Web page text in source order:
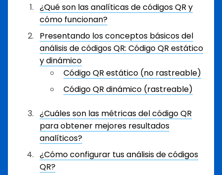
¿Qué son las analíticas de códigos QR y
cómo funcionan?
Presentando los conceptos básicos del
análisis de códigos QR: Código QR estático
y dinámico
Código QR estático (no rastreable)
Código QR dinámico (rastreable)
¿Cuáles son las métricas del código QR
para obtener mejores resultados
analíticos?
¿Cómo configurar tus análisis de códigos
QR?